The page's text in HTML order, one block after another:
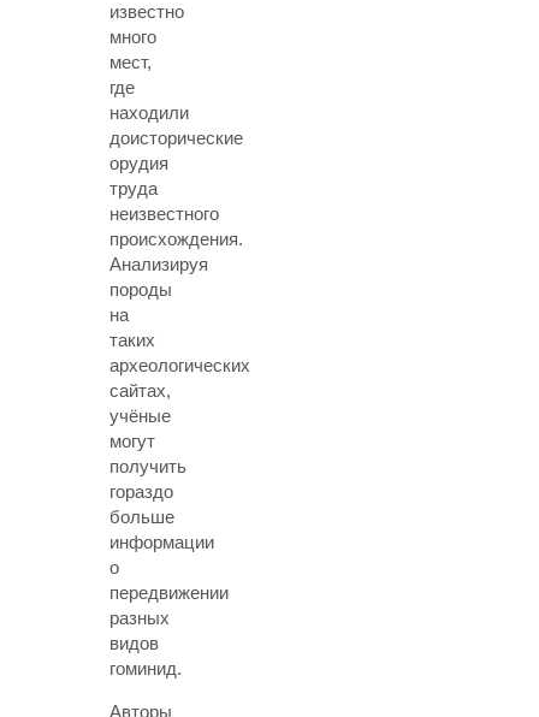
известно
много
мест,
где
находили
доисторические
орудия
труда
неизвестного
происхождения.
Анализируя
породы
на
таких
археологических
сайтах,
учёные
могут
получить
гораздо
больше
информации
о
передвижении
разных
видов
гоминид.
Авторы